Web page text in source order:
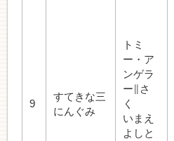
9
すてきな三
にんぐみ
トミ
ー・ア
ンゲラ
ー∥さ
く
いまえ
よしと